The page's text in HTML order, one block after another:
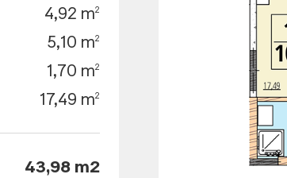
4,92 m2
5,10 m2
1,70 m2
17,49 m2
43,98 m2